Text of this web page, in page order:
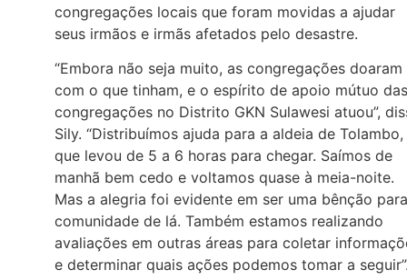
congregações locais que foram movidas a ajudar
seus irmãos e irmãs afetados pelo desastre.
“Embora não seja muito, as congregações doaram
com o que tinham, e o espírito de apoio mútuo das
congregações no Distrito GKN Sulawesi atuou”,
Sily. “Distribuímos ajuda para a aldeia de
que levou de 5 a 6 horas para chegar. Saímos de
manhã bem cedo e voltamos quase à meia-noite.
Mas a alegria foi evidente em ser uma bênção
comunidade de lá. Também estamos realizando
avaliações em outras áreas para coletar
e determinar quais ações podemos tomar a